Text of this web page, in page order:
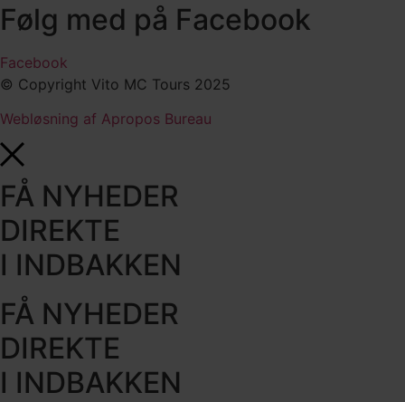
Følg med på Facebook
Facebook
© Copyright Vito MC Tours 2025
Webløsning af Apropos Bureau
FÅ NYHEDER
DIREKTE
I INDBAKKEN
FÅ NYHEDER
DIREKTE
I INDBAKKEN